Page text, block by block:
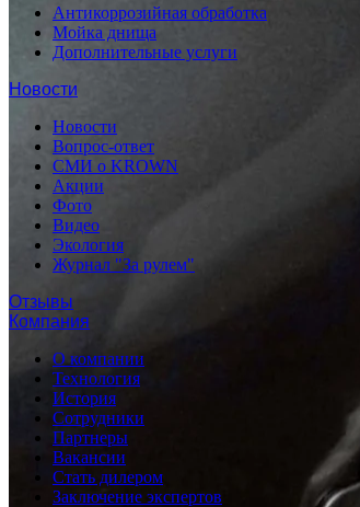
Антикоррозийная обработка
Мойка днища
Дополнительные услуги
Новости
Новости
Вопрос-ответ
СМИ о KROWN
Акции
Фото
Видео
Экология
Журнал "За рулем"
Отзывы
Компания
О компании
Технология
История
Сотрудники
Партнеры
Вакансии
Стать дилером
Заключение экспертов